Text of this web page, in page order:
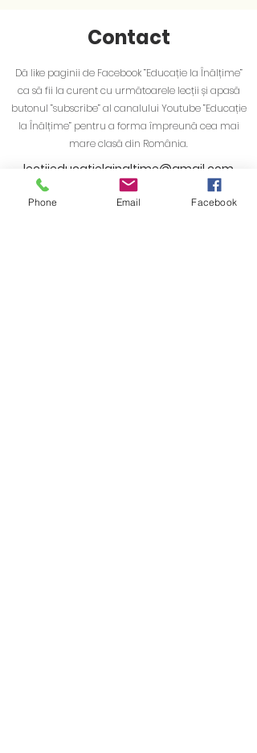
Contact
Dă like paginii de Facebook ”Educație la Înălțime”
ca să fii la curent cu următoarele lecții și apasă
butonul ”subscribe” al canalului Youtube ”Educație
la Înălțime” pentru a forma împreună cea mai
mare clasă din România.
lectiieducatielainaltime@gmail.com
Phone Email Facebook